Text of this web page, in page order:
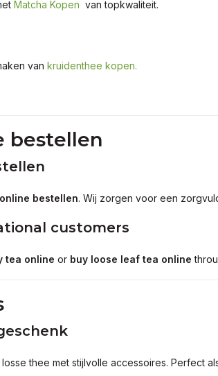
Matcha Kopen van topkwaliteit.
van kruidenthee kopen.
bestellen
bestellen. Wij zorgen voor een
customers
tea online or buy loose leaf tea online
thee met stijlvolle accessoires. Perfect